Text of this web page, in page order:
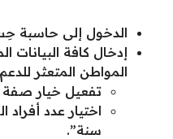
الدخول إلى حاسبة
إدخال كافة
المواطن المتعثر للدعم
تفعيل خيار صفة
سنة”.